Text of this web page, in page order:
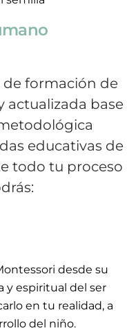
formación de
actualizada base
educativas de
todo tu proceso
desde su
y espiritual del ser
en tu realidad, a
del niño.